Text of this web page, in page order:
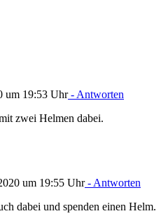
um 19:53 Uhr- Antworten
zwei Helmen dabei.
um 19:55 Uhr- Antworten
dabei und spenden einen Helm.